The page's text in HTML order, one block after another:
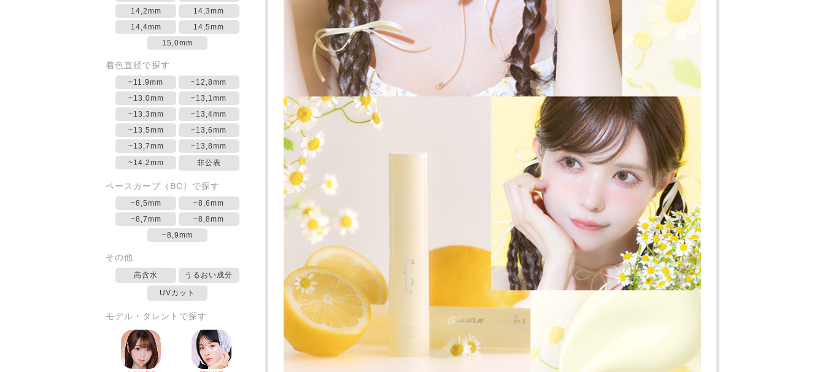
14,2mm
14,3mm
14,4mm
14,5mm
15,0mm
着色直径で探す
~11.9mm
~12,8mm
~13,0mm
~13,1mm
~13,3mm
~13,4mm
~13,5mm
~13,6mm
~13,7mm
~13,8mm
~14,2mm
非公表
ベースカーブ（BC）で探す
~8,5mm
~8,6mm
~8,7mm
~8,8mm
~8,9mm
その他
高含水 うるおい成分
UVカット
モデル・タレントで探す